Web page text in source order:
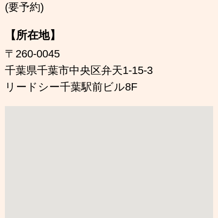
(要予約)
【所在地】
〒260-0045
千葉県千葉市中央区弁天1-15-3
リードシー千葉駅前ビル8F